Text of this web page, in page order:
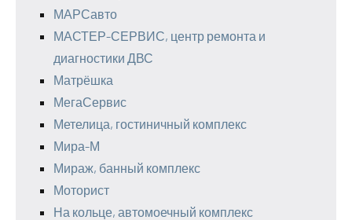
МАРСавто
МАСТЕР-СЕРВИС, центр ремонта и
диагностики ДВС
Матрёшка
МегаСервис
Метелица, гостиничный комплекс
Мира-М
Мираж, банный комплекс
Моторист
На кольце, автомоечный комплекс